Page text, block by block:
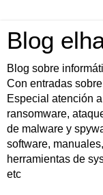
Blog
Blog sobre
Con entradas
Especial atención
ransomware,
de malware y
software,
herramientas de
etc